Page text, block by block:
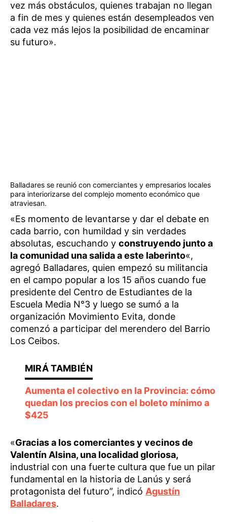
vez más obstáculos, quienes trabajan no llegan
a fin de mes y quienes están desempleados ven
cada vez más lejos la posibilidad de encaminar
su futuro».
Balladares se reunió con comerciantes y empresarios locales
para interiorizarse del complejo momento económico que
atraviesan.
«Es momento de levantarse y dar el debate en
cada barrio, con humildad y sin verdades
absolutas, escuchando y construyendo junto a
la comunidad una salida a este laberinto«,
agregó Balladares, quien empezó su militancia
en el campo popular a los 15 años cuando fue
presidente del Centro de Estudiantes de la
Escuela Media N°3 y luego se sumó a la
organización Movimiento Evita, donde
comenzó a participar del merendero del Barrio
Los Ceibos.
Aumenta el colectivo en la Provincia: cómo
quedan los precios con el boleto mínimo a
$425
«Gracias a los comerciantes y vecinos de
Valentín Alsina, una localidad gloriosa,
industrial con una fuerte cultura que fue un pilar
fundamental en la historia de Lanús y será
protagonista del futuro”, indicó Agustín
Balladares.